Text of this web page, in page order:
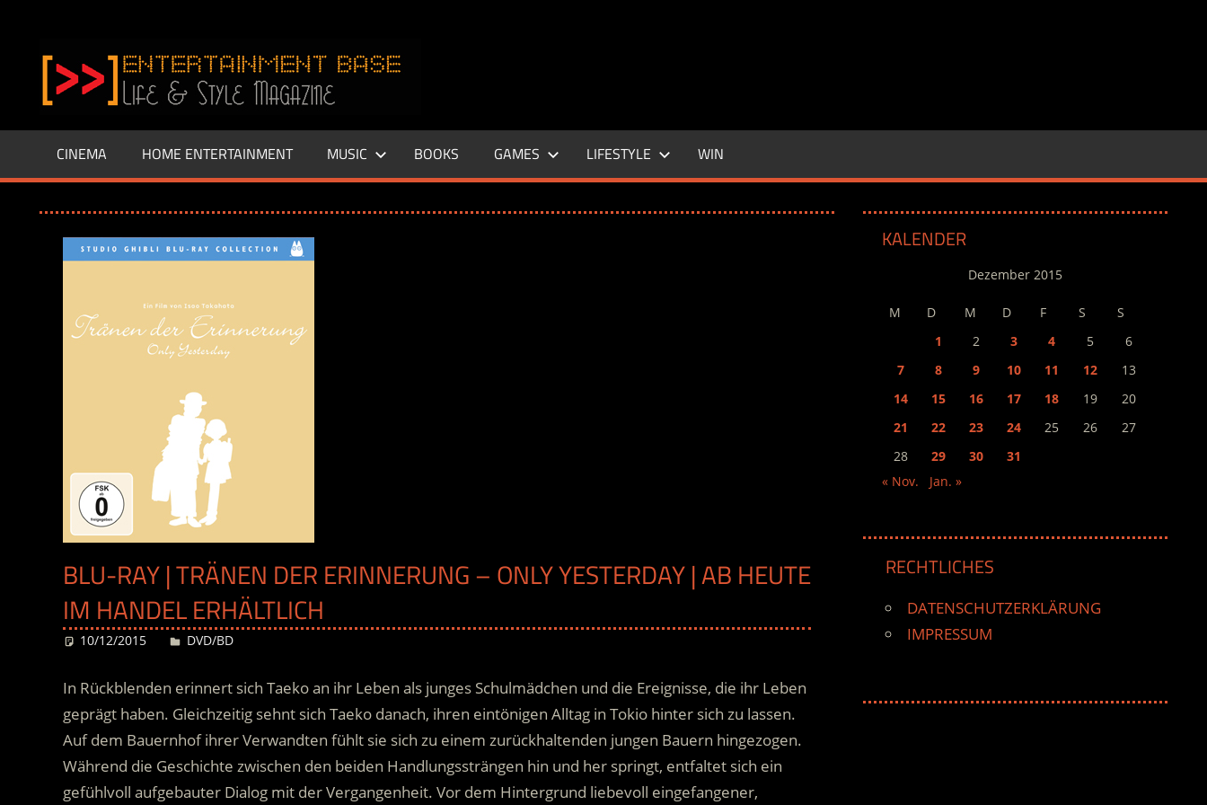
springen
–
LIFE
Base.de
CINEMA HOME ENTERTAINMENT MUSIC BOOKS GAMES LIFESTYLE WIN
BLU-RAY | TRÄNEN DER ERINNERUNG – ONLY YESTERDAY | AB HEUTE
IM HANDEL ERHÄLTLICH
10/12/2015 Desiree
DVD/BD
In Rückblenden erinnert sich Taeko an ihr Leben als junges Schulmädchen und die Ereignisse, die ihr Leben
geprägt haben. Gleichzeitig sehnt sich Taeko danach, ihren eintönigen Alltag in Tokio hinter sich zu lassen.
Auf dem Bauernhof ihrer Verwandten fühlt sie sich zu einem zurückhaltenden jungen Bauern hingezogen.
Während die Geschichte zwischen den beiden Handlungssträngen hin und her springt, entfaltet sich ein
gefühlvoll aufgebauter Dialog mit der Vergangenheit. Vor dem Hintergrund liebevoll eingefangener,
KALENDER
Dezember 2015
M D M D F S
S
1
2 3 4 5
6
7
8 9 10 11 12
13
14
15 16 17 18 19
20
21
22 23 24 25 26
27
28
29 30
31
« Nov.
Jan. »
RECHTLICHES
DATENSCHUTZERKLÄRUNG
IMPRESSUM